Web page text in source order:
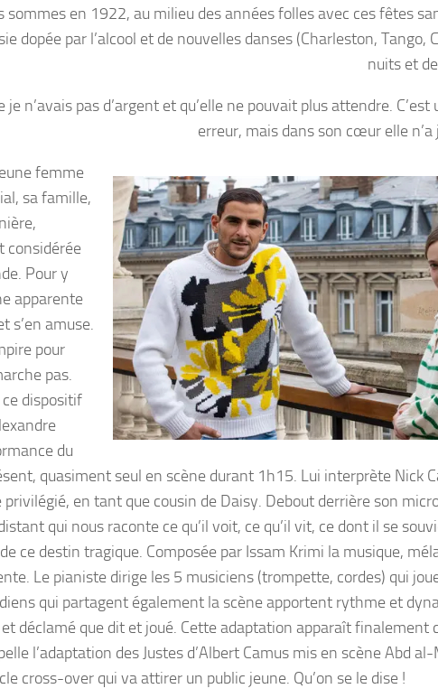
en 1922, au milieu des années folles avec ces fêtes
dopée par l’alcool et de nouvelles danses (Charleston, Tango,
nuits et
je n’avais pas d’argent et qu’elle ne pouvait plus attendre.
erreur, mais dans son cœur elle n’a
femme
sa famille,
considérée
Pour y
apparente
s’en amuse.
pour
pas.
dispositif
du
quasiment seul en scène durant 1h15. Lui interprète Nick
en tant que cousin de Daisy. Debout derrière son
qui nous raconte ce qu’il voit, ce qu’il vit, ce dont il se
ce destin tragique. Composée par Issam Krimi la musique,
Le pianiste dirige les 5 musiciens (trompette, cordes) qui
qui partagent également la scène apportent rythme et
déclamé que dit et joué. Cette adaptation apparaît finalement
l’adaptation des Justes d’Albert Camus mis en scène Abd
cross-over qui va attirer un public jeune. Qu’on se le dise !